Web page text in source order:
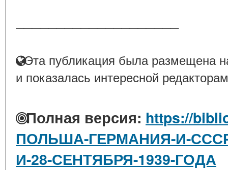
Эта публикация была размещена
и показалась интересной
Полная версия: https://
ПОЛЬША-ГЕРМАНИЯ-И-
И-28-СЕНТЯБРЯ-1939-ГОДА